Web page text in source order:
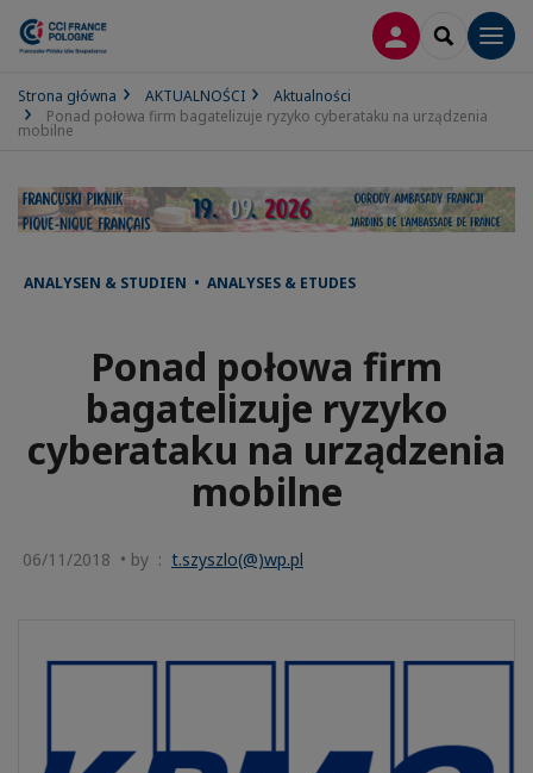
LOGOWANIE
SEARCH
Strona główna AKTUALNOŚCI
Aktualności
Ponad połowa firm bagatelizuje ryzyko cyberataku na urządzenia
mobilne
ANALYSEN & STUDIEN • ANALYSES & ETUDES
Ponad połowa firm
bagatelizuje ryzyko
cyberataku na urządzenia
mobilne
06/11/2018 • by : t.szyszlo(@)wp.pl